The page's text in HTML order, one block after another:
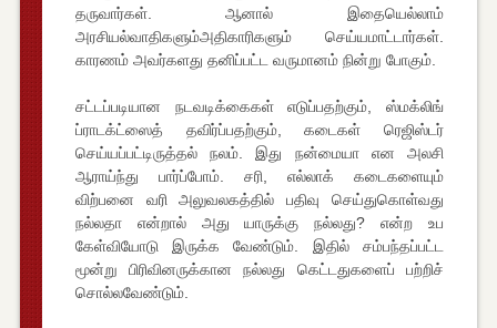
தருவார்கள். ஆனால் இதையெல்லாம்
அரசியல்வாதிகளும்அதிகாரிகளும் செய்யமாட்டார்கள்.
காரணம் அவர்களது தனிப்பட்ட வருமானம் நின்று போகும்.
சட்டப்படியான நடவடிக்கைகள் எடுப்பதற்கும், ஸ்மக்லிங்
ப்ராடக்ட்ஸைத் தவிர்ப்பதற்கும், கடைகள் ரெஜிஸ்டர்
செய்யப்பட்டிருத்தல் நலம். இது நன்மையா என அலசி
ஆராய்ந்து பார்ப்போம். சரி, எல்லாக் கடைகளையும்
விற்பனை வரி அலுவலகத்தில் பதிவு செய்துகொள்வது
நல்லதா என்றால் அது யாருக்கு நல்லது? என்ற உப
கேள்வியோடு இருக்க வேண்டும். இதில் சம்பந்தப்பட்ட
மூன்று பிரிவினருக்கான நல்லது கெட்டதுகளைப் பற்றிச்
சொல்லவேண்டும்.